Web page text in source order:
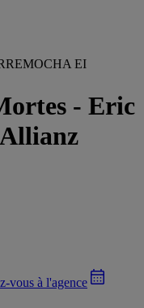
EI
- Eric
vous à l'agence